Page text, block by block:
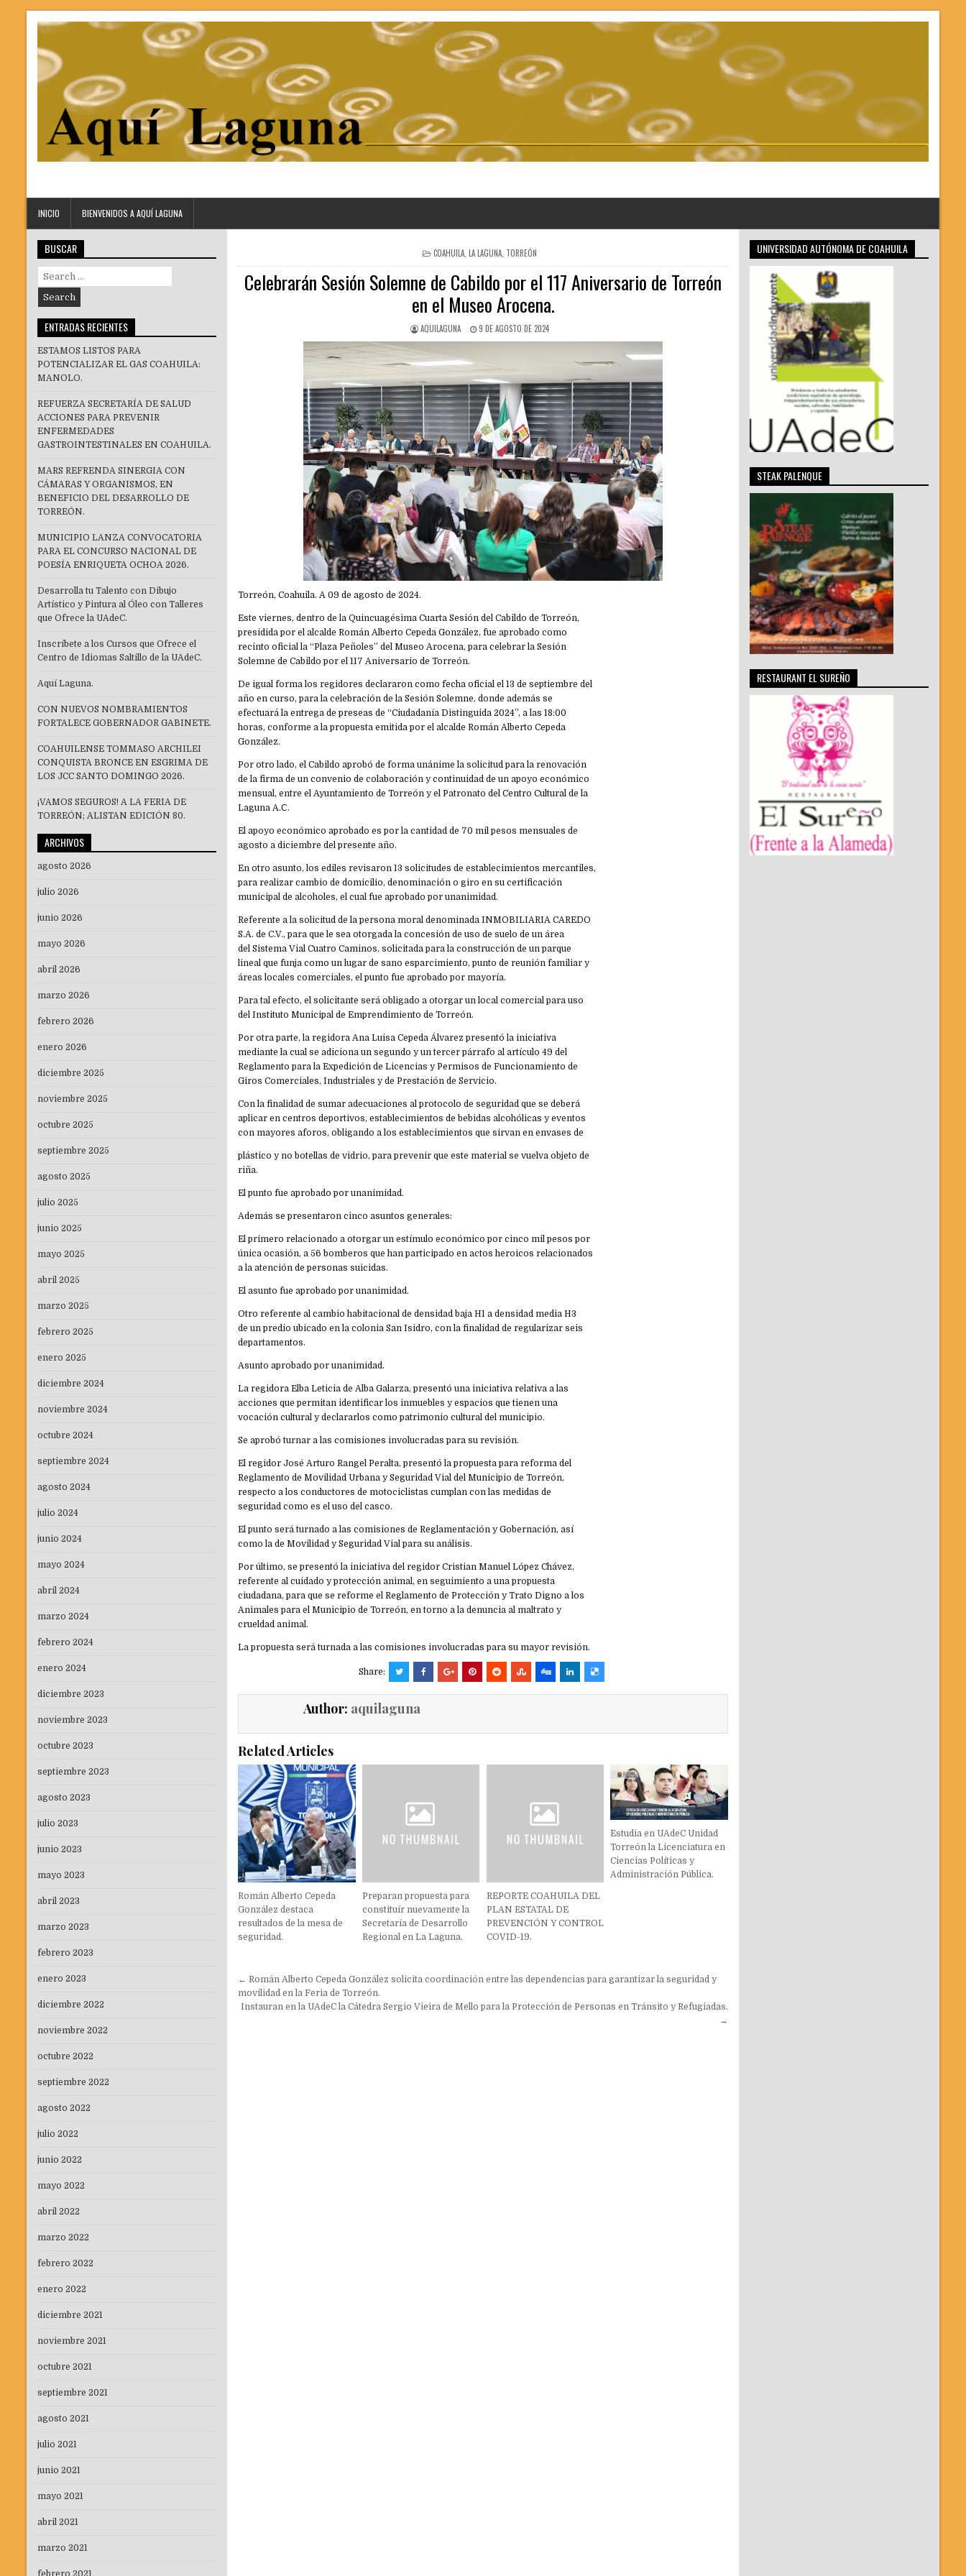
INICIO BIENVENIDOS A AQUÍ LAGUNA
POSTED
IN
COAHUILA, LA LAGUNA, TORREÓN
Celebrarán Sesión Solemne de Cabildo por el 117 Aniversario de Torreón
en el Museo Arocena.
AQUILAGUNA 9 DE AGOSTO DE 2024
Torreón, Coahuila. A 09 de agosto de 2024.
Este viernes, dentro de la Quincuagésima Cuarta Sesión del Cabildo de Torreón,
presidida por el alcalde Román Alberto Cepeda González, fue aprobado como
recinto oficial la “Plaza Peñoles” del Museo Arocena, para celebrar la Sesión
Solemne de Cabildo por el 117 Aniversario de Torreón.
De igual forma los regidores declararon como fecha oficial el 13 de septiembre del
año en curso, para la celebración de la Sesión Solemne, donde además se
efectuará la entrega de preseas de “Ciudadanía Distinguida 2024”, a las 18:00
horas, conforme a la propuesta emitida por el alcalde Román Alberto Cepeda
González.
Por otro lado, el Cabildo aprobó de forma unánime la solicitud para la renovación
de la firma de un convenio de colaboración y continuidad de un apoyo económico
mensual, entre el Ayuntamiento de Torreón y el Patronato del Centro Cultural de la
Laguna A.С.
El apoyo económico aprobado es por la cantidad de 70 mil pesos mensuales de
agosto a diciembre del presente año.
En otro asunto, los ediles revisaron 13 solicitudes de establecimientos mercantiles,
para realizar cambio de domicilio, denominación o giro en su certificación
municipal de alcoholes, el cual fue aprobado por unanimidad.
Referente a la solicitud de la persona moral denominada INMOBILIARIA CAREDO
S.A. de C.V., para que le sea otorgada la concesión de uso de suelo de un área
del Sistema Vial Cuatro Caminos, solicitada para la construcción de un parque
lineal que funja como un lugar de sano esparcimiento, punto de reunión familiar y
áreas locales comerciales, el punto fue aprobado por mayoría.
Para tal efecto, el solicitante será obligado a otorgar un local comercial para uso
del Instituto Municipal de Emprendimiento de Torreón.
Por otra parte, la regidora Ana Luisa Cepeda Álvarez presentó la iniciativa
mediante la cual se adiciona un segundo y un tercer párrafo al artículo 49 del
Reglamento para la Expedición de Licencias y Permisos de Funcionamiento de
Giros Comerciales, Industriales y de Prestación de Servicio.
Con la finalidad de sumar adecuaciones al protocolo de seguridad que se deberá
aplicar en centros deportivos, establecimientos de bebidas alcohólicas y eventos
con mayores aforos, obligando a los establecimientos que sirvan en envases de
plástico y no botellas de vidrio, para prevenir que este material se vuelva objeto de
riña.
El punto fue aprobado por unanimidad.
Además se presentaron cinco asuntos generales:
El primero relacionado a otorgar un estímulo económico por cinco mil pesos por
única ocasión, a 56 bomberos que han participado en actos heroicos relacionados
a la atención de personas suicidas.
El asunto fue aprobado por unanimidad.
Otro referente al cambio habitacional de densidad baja H1 a densidad media H3
de un predio ubicado en la colonia San Isidro, con la finalidad de regularizar seis
departamentos.
Asunto aprobado por unanimidad.
La regidora Elba Leticia de Alba Galarza, presentó una iniciativa relativa a las
acciones que permitan identificar los inmuebles y espacios que tienen una
vocación cultural y declararlos como patrimonio cultural del municipio.
Se aprobó turnar a las comisiones involucradas para su revisión.
El regidor José Arturo Rangel Peralta, presentó la propuesta para reforma del
Reglamento de Movilidad Urbana y Seguridad Vial del Municipio de Torreón,
respecto a los conductores de motociclistas cumplan con las medidas de
seguridad como es el uso del casco.
El punto será turnado a las comisiones de Reglamentación y Gobernación, así
como la de Movilidad y Seguridad Vial para su análisis.
Por último, se presentó la iniciativa del regidor Cristian Manuel López Chávez,
referente al cuidado y protección animal, en seguimiento a una propuesta
ciudadana, para que se reforme el Reglamento de Protección y Trato Digno a los
Animales para el Municipio de Torreón, en torno a la denuncia al maltrato y
crueldad animal.
La propuesta será turnada a las comisiones involucradas para su mayor revisión.
Share:
Author: aquilaguna
Related Articles
Román Alberto Cepeda
González destaca
resultados de la mesa de
seguridad.
Preparan propuesta para
constituír nuevamente la
Secretaría de Desarrollo
Regional en La Laguna.
REPORTE COAHUILA DEL
PLAN ESTATAL DE
PREVENCIÓN Y CONTROL
COVID-19.
Estudia en UAdeC Unidad
Torreón la Licenciatura en
Ciencias Políticas y
Administración Pública.
Navegación
de
entradas
← Román Alberto Cepeda González solicita coordinación entre las dependencias para garantizar la seguridad y
movilidad en la Feria de Torreón.
Instauran en la UAdeC la Cátedra Sergio Vieira de Mello para la Protección de Personas en Tránsito y Refugiadas.
→
BUSCAR
Search
for:
ENTRADAS RECIENTES
ESTAMOS LISTOS PARA
POTENCIALIZAR EL GAS COAHUILA:
MANOLO.
REFUERZA SECRETARÍA DE SALUD
ACCIONES PARA PREVENIR
ENFERMEDADES
GASTROINTESTINALES EN COAHUILA.
MARS REFRENDA SINERGIA CON
CÁMARAS Y ORGANISMOS, EN
BENEFICIO DEL DESARROLLO DE
TORREÓN.
MUNICIPIO LANZA CONVOCATORIA
PARA EL CONCURSO NACIONAL DE
POESÍA ENRIQUETA OCHOA 2026.
Desarrolla tu Talento con Dibujo
Artístico y Pintura al Óleo con Talleres
que Ofrece la UAdeC.
Inscríbete a los Cursos que Ofrece el
Centro de Idiomas Saltillo de la UAdeC.
Aquí Laguna.
CON NUEVOS NOMBRAMIENTOS
FORTALECE GOBERNADOR GABINETE.
COAHUILENSE TOMMASO ARCHILEI
CONQUISTA BRONCE EN ESGRIMA DE
LOS JCC SANTO DOMINGO 2026.
¡VAMOS SEGUROS! A LA FERIA DE
TORREÓN; ALISTAN EDICIÓN 80.
ARCHIVOS
agosto 2026
julio 2026
junio 2026
mayo 2026
abril 2026
marzo 2026
febrero 2026
enero 2026
diciembre 2025
noviembre 2025
octubre 2025
septiembre 2025
agosto 2025
julio 2025
junio 2025
mayo 2025
abril 2025
marzo 2025
febrero 2025
enero 2025
diciembre 2024
noviembre 2024
octubre 2024
septiembre 2024
agosto 2024
julio 2024
junio 2024
mayo 2024
abril 2024
marzo 2024
febrero 2024
enero 2024
diciembre 2023
noviembre 2023
octubre 2023
septiembre 2023
agosto 2023
julio 2023
junio 2023
mayo 2023
abril 2023
marzo 2023
febrero 2023
enero 2023
diciembre 2022
noviembre 2022
octubre 2022
septiembre 2022
agosto 2022
julio 2022
junio 2022
mayo 2022
abril 2022
marzo 2022
febrero 2022
enero 2022
diciembre 2021
noviembre 2021
octubre 2021
septiembre 2021
agosto 2021
julio 2021
junio 2021
mayo 2021
abril 2021
marzo 2021
UNIVERSIDAD AUTÓNOMA DE COAHUILA
STEAK PALENQUE
RESTAURANT EL SUREÑO